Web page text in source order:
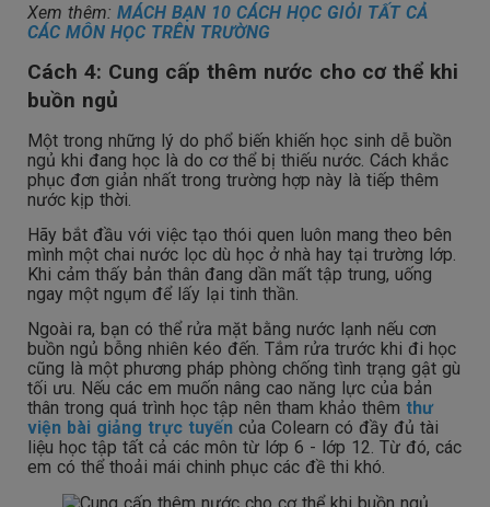
Xem thêm: MÁCH BẠN 10 CÁCH HỌC GIỎI TẤT CẢ
CÁC MÔN HỌC TRÊN TRƯỜNG
Cách 4: Cung cấp thêm nước cho cơ thể khi
buồn ngủ
Một trong những lý do phổ biến khiến học sinh dễ buồn
ngủ khi đang học là do cơ thể bị thiếu nước. Cách khắc
phục đơn giản nhất trong trường hợp này là tiếp thêm
nước kịp thời.
Hãy bắt đầu với việc tạo thói quen luôn mang theo bên
mình một chai nước lọc dù học ở nhà hay tại trường lớp.
Khi cảm thấy bản thân đang dần mất tập trung, uống
ngay một ngụm để lấy lại tinh thần.
Ngoài ra, bạn có thể rửa mặt bằng nước lạnh nếu cơn
buồn ngủ bỗng nhiên kéo đến. Tắm rửa trước khi đi học
cũng là một phương pháp phòng chống tình trạng gật gù
tối ưu. Nếu các em muốn nâng cao năng lực của bản
thân trong quá trình học tập nên tham khảo thêm thư
viện bài giảng trực tuyến của Colearn có đầy đủ tài
liệu học tập tất cả các môn từ lớp 6 - lớp 12. Từ đó, các
em có thể thoải mái chinh phục các đề thi khó.